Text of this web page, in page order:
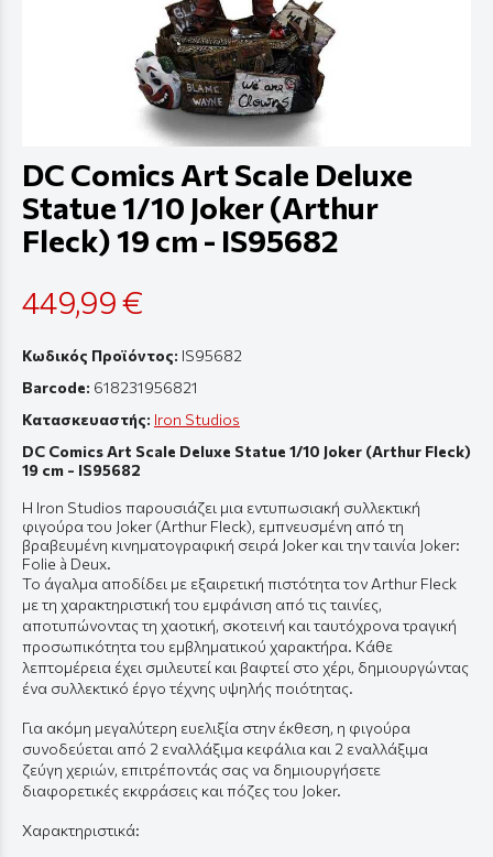
DC Comics Art Scale Deluxe
Statue 1/10 Joker (Arthur
Fleck) 19 cm - IS95682
449,99 €
Κωδικός Προϊόντος: IS95682
Barcode: 618231956821
Κατασκευαστής: Iron Studios
DC Comics Art Scale Deluxe Statue 1/10 Joker (Arthur Fleck)
19 cm - IS95682
Η Iron Studios παρουσιάζει μια εντυπωσιακή συλλεκτική
φιγούρα του Joker (Arthur Fleck), εμπνευσμένη από τη
βραβευμένη κινηματογραφική σειρά Joker και την ταινία Joker:
Folie à Deux.
Το άγαλμα αποδίδει με εξαιρετική πιστότητα τον Arthur Fleck
με τη χαρακτηριστική του εμφάνιση από τις ταινίες,
αποτυπώνοντας τη χαοτική, σκοτεινή και ταυτόχρονα τραγική
προσωπικότητα του εμβληματικού χαρακτήρα. Κάθε
λεπτομέρεια έχει σμιλευτεί και βαφτεί στο χέρι, δημιουργώντας
ένα συλλεκτικό έργο τέχνης υψηλής ποιότητας.
Για ακόμη μεγαλύτερη ευελιξία στην έκθεση, η φιγούρα
συνοδεύεται από 2 εναλλάξιμα κεφάλια και 2 εναλλάξιμα
ζεύγη χεριών, επιτρέποντάς σας να δημιουργήσετε
διαφορετικές εκφράσεις και πόζες του Joker.
Χαρακτηριστικά: